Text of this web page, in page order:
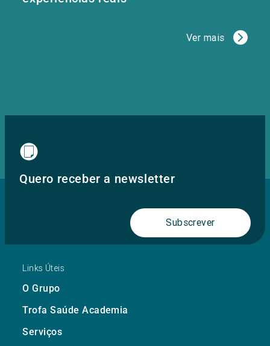
Ver mais
Quero receber a newsletter
Subscrever
Links Úteis
O Grupo
Trofa Saúde Academia
Serviços